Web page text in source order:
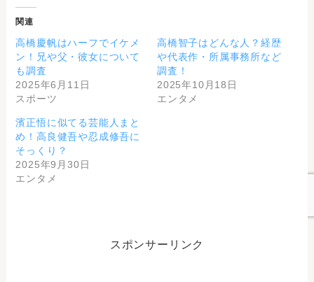
関連
高橋慶帆はハーフでイケメ
ン！兄や父・彼女について
も調査
2025年6月11日
スポーツ
高橋智子はどんな人？経歴
や代表作・所属事務所など
調査！
2025年10月18日
エンタメ
濱正悟に似てる芸能人まと
め！高良健吾や忍成修吾に
そっくり？
2025年9月30日
エンタメ
スポンサーリンク